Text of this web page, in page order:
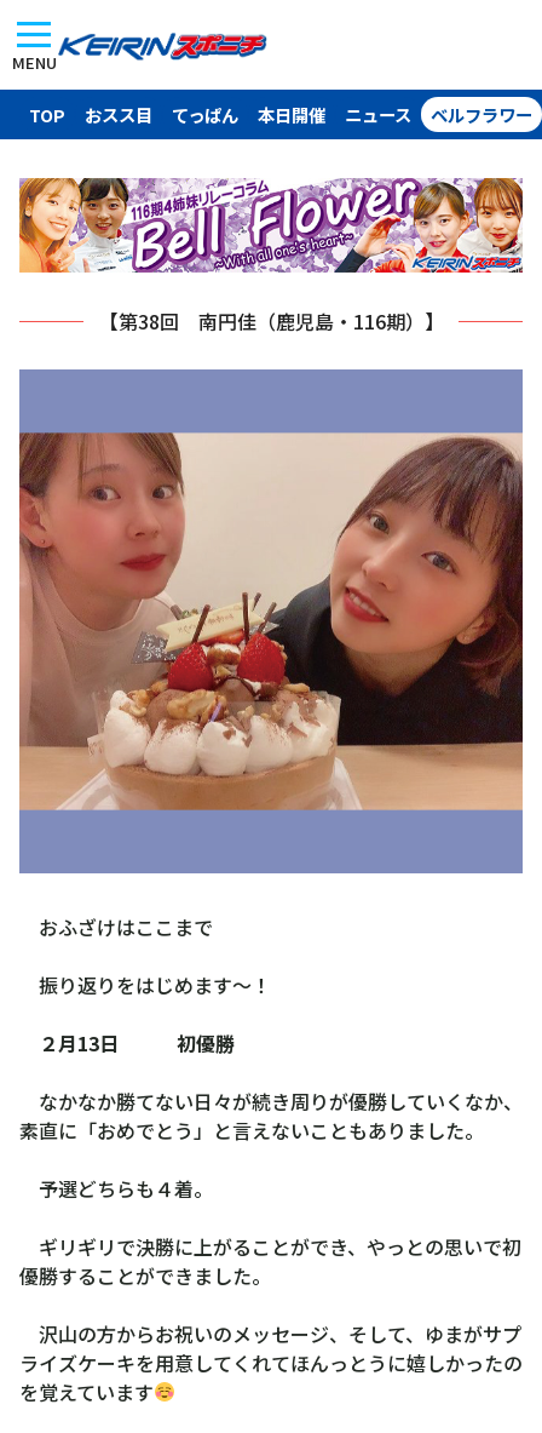
MENU
TOP おスス目 てっぱん 本日開催 ニュース ベルフラワー
【第38回 南円佳（鹿児島・116期）】
おふざけはここまで
振り返りをはじめます〜！
２月13日 初優勝
なかなか勝てない日々が続き周りが優勝していくなか、
素直に「おめでとう」と言えないこともありました。
予選どちらも４着。
ギリギリで決勝に上がることができ、やっとの思いで初
優勝することができました。
沢山の方からお祝いのメッセージ、そして、ゆまがサプ
ライズケーキを用意してくれてほんっとうに嬉しかったの
を覚えています